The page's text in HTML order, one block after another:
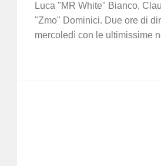
Luca "MR White" Bianco,
"Zmo" Dominici. Due ore di
mercoledì con le ultimissime